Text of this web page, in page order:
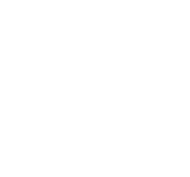
スタート⏱